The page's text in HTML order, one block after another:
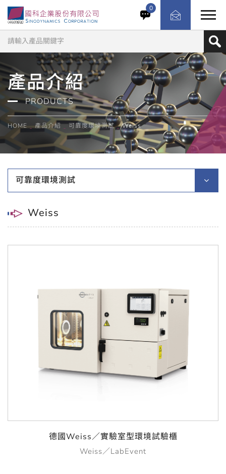
0
產品介紹
PRODUCTS
HOME 產品介紹 可靠度環境測試 Weiss
可靠度環境測試
Weiss
德國Weiss／實驗室型環境試驗櫃
Weiss／LabEvent